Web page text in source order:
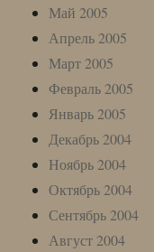
Май 2005
Апрель 2005
Март 2005
Февраль 2005
Январь 2005
Декабрь 2004
Ноябрь 2004
Октябрь 2004
Сентябрь 2004
Август 2004